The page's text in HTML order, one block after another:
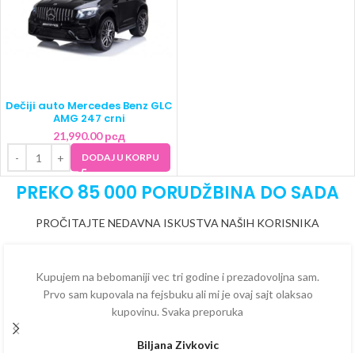
Dečiji auto Mercedes Benz GLC
AMG 247 crni
21,990.00рсд
DODAJ U KORPU
PREKO 85 000 PORUDŽBINA DO SADA
PROČITAJTE NEDAVNA ISKUSTVA NAŠIH KORISNIKA
Kupujem na bebomaniji vec tri godine i prezadovoljna sam.
Prvo sam kupovala na fejsbuku ali mi je ovaj sajt olaksao
kupovinu. Svaka preporuka
Biljana Zivkovic